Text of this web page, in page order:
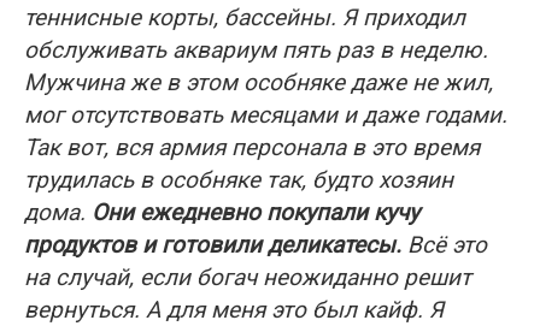
теннисные корты, бассейны. Я приходил
обслуживать аквариум пять раз в неделю.
Мужчина же в этом особняке даже не жил,
мог отсутствовать месяцами и даже годами.
Так вот, вся армия персонала в это время
трудилась в особняке так, будто хозяин
дома. Они ежедневно покупали кучу
продуктов и готовили деликатесы. Всё это
на случай, если богач неожиданно решит
вернуться. А для меня это был кайф. Я